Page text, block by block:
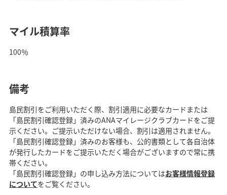
マイル積算率
100％
備考
島民割引をご利用いただく際、割引適用に必要なカードまたは
「島民割引確認登録」済みのANAマイレージクラブカードをご提
示ください。ご提示いただけない場合、割引は適用されません。
「島民割引確認登録」済みのお客様も、公的書類として各自治体
が発行したカードをご提示いただく場合がございますので常に携
帯ください。
「島民割引確認登録」の申し込み方法についてはお客様情報登録
についてをご覧ください。